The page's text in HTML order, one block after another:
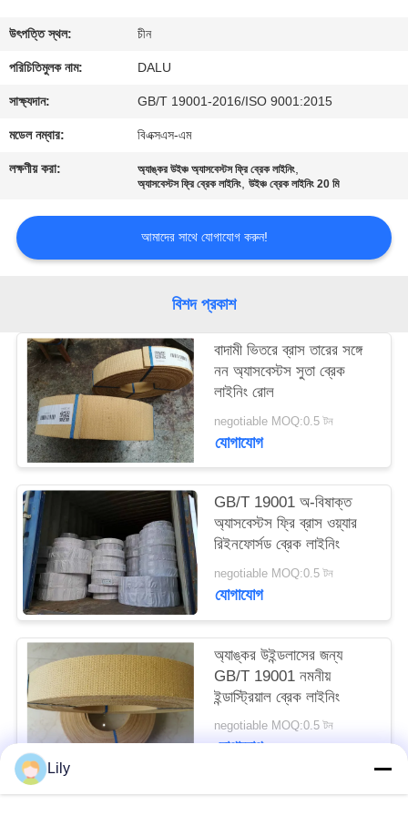
আমাদের
সাথে
যোগাযোগ
করুন
উদ্ধৃতির
জন্য
সাইট
ম্যাপ
PRIVACY
POLICY
উৎপত্তি স্থল: চীন
পরিচিতিমুলক নাম: DALU
সাক্ষ্যদান: GB/T 19001-2016/ISO 9001:2015
মডেল নম্বার: বিএক্সএস-এম
লক্ষণীয় করা: অ্যাঙ্কর উইঞ্চ অ্যাসবেস্টস ফ্রি ব্রেক লাইনিং,
অ্যাসবেস্টস ফ্রি ব্রেক লাইনিং,উইঞ্চ ব্রেক লাইনিং 20 মি
আমাদের সাথে যোগাযোগ করুন!
বিশদ প্রকাশ
বাদামী ভিতরে ব্রাস তারের সঙ্গে
নন অ্যাসবেস্টস সুতা ব্রেক
লাইনিং রোল
negotiable MOQ:0.5 টন
যোগাযোগ
GB/T 19001 অ-বিষাক্ত
অ্যাসবেস্টস ফ্রি ব্রাস ওয়্যার
রিইনফোর্সড ব্রেক লাইনিং
negotiable MOQ:0.5 টন
যোগাযোগ
অ্যাঙ্কর উইন্ডলাসের জন্য
GB/T 19001 নমনীয়
ইন্ডাস্ট্রিয়াল ব্রেক লাইনিং
negotiable MOQ:0.5 টন
যোগাযোগ
Lily